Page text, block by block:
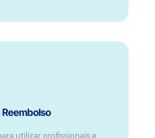
utilizar profissionais e